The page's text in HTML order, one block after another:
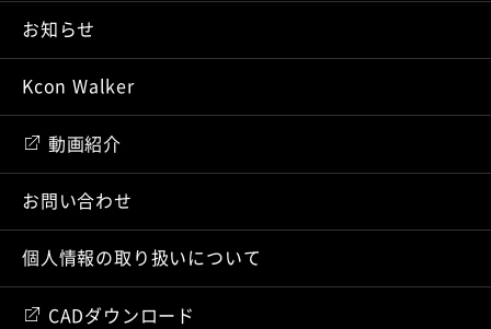
お知らせ
Kcon Walker
動画紹介
お問い合わせ
個人情報の取り扱いについて
CADダウンロード